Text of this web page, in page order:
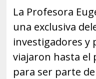
La Profesora
una exclusiva
investigadores y
viajaron hasta el
para ser parte